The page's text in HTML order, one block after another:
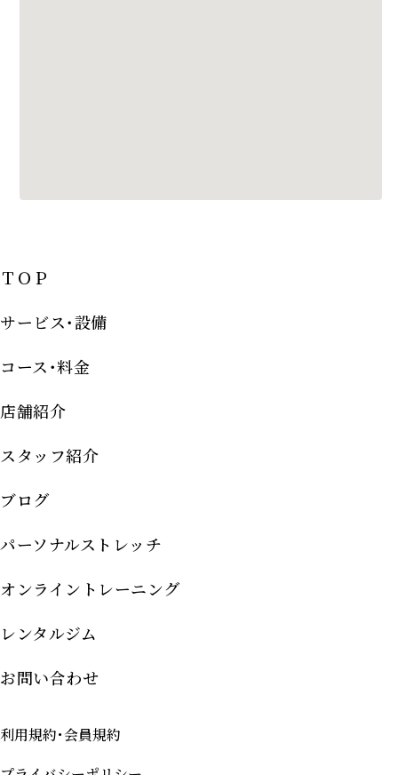
ＴＯＰ
サービス･設備
コース･料金
店舗紹介
スタッフ紹介
ブログ
パーソナルストレッチ
オンライントレーニング
レンタルジム
お問い合わせ
利用規約･会員規約